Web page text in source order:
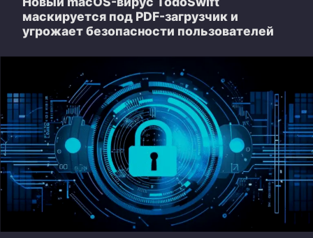
маскируется под PDF-загрузчик и
угрожает безопасности пользователей